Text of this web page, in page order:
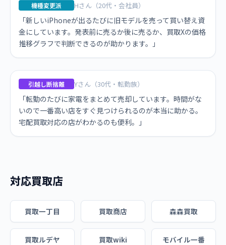
機種変更派 Hさん（20代・会社員）
「新しいiPhoneが出るたびに旧モデルを売って買い替え資
金にしています。発表前に売るか後に売るか、買取Xの価格
推移グラフで判断できるのが助かります。」
引越し断捨離 Yさん（30代・転勤族）
「転勤のたびに家電をまとめて売却しています。時間がな
いので一番高い店をすぐ見つけられるのが本当に助かる。
宅配買取対応の店がわかるのも便利。」
対応買取店
買取一丁目 買取商店 森森買取
買取ルデヤ 買取wiki モバイル一番